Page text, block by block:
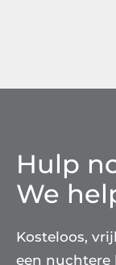
Hulp
We
Kosteloos,
een nuchtere